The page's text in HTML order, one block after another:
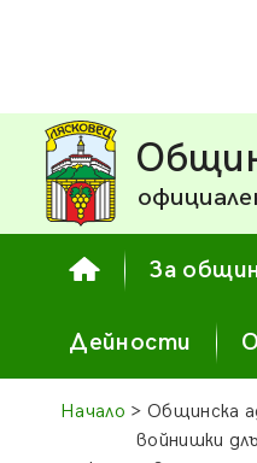
За
Дейности
Начало > Общинска
войнишки